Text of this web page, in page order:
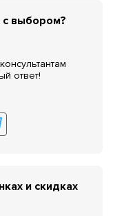
с выбором?
ответ!
и скидках